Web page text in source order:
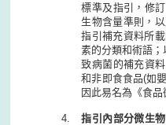
標準及指引，修
生物含量準則，
指引補充資料所
素的分類和術語
致病菌的補充資
和非即食食品(如
因此易名為《食品
指引內部分微生